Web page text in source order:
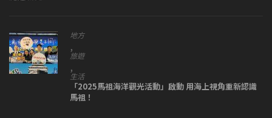
地方
,
旅遊
,
生活
「2025馬祖海洋觀光活動」啟動 用海上視角重新認識
馬祖！